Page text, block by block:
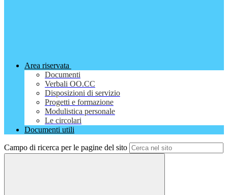
Area riservata
Documenti
Verbali OO.CC
Disposizioni di servizio
Progetti e formazione
Modulistica personale
Le circolari
Documenti utili
Campo di ricerca per le pagine del sito